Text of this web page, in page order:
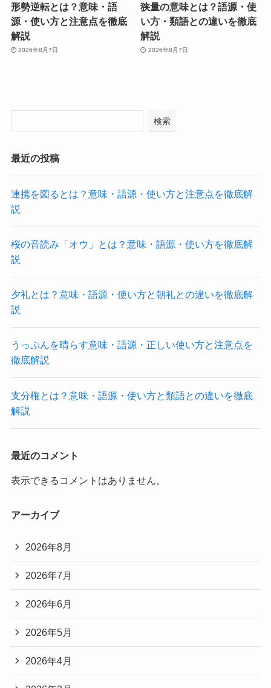
形勢逆転とは？意味・語
源・使い方と注意点を徹底
解説
2026年8月7日
狭量の意味とは？語源・使
い方・類語との違いを徹底
解説
2026年8月7日
検索
最近の投稿
連携を図るとは？意味・語源・使い方と注意点を徹底解
説
桜の音読み「オウ」とは？意味・語源・使い方を徹底解
説
夕礼とは？意味・語源・使い方と朝礼との違いを徹底解
説
うっぷんを晴らす意味・語源・正しい使い方と注意点を
徹底解説
支分権とは？意味・語源・使い方と類語との違いを徹底
解説
最近のコメント
表示できるコメントはありません。
アーカイブ
2026年8月
2026年7月
2026年6月
2026年5月
2026年4月